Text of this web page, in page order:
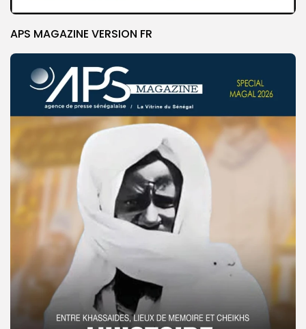
APS MAGAZINE VERSION FR